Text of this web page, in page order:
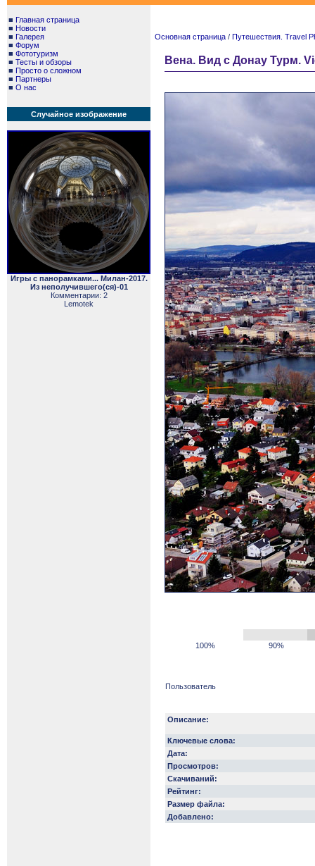
■ Главная страница
■ Новости
■ Галерея
■ Форум
■ Фототуризм
■ Тесты и обзоры
■ Просто о сложном
■ Партнеры
■ О нас
Случайное изображение
Игры с панорамками... Милан-2017.
Из неполучившего(ся)-01
Комментарии: 2
Lemotek
Основная страница / Путешествия. Travel
Вена. Вид с Донау Турм.
100% 90%
Пользователь
Описание:
Ключевые слова:
Дата:
Просмотров:
Скачиваний:
Рейтинг:
Размер файла:
Добавлено: